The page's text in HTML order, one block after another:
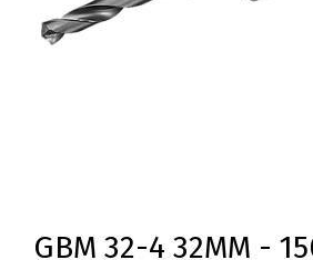
GBM 32-4 32MM -